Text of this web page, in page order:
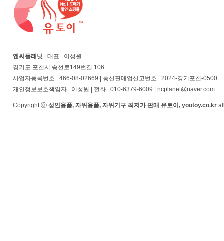
엔씨플래닛 | 대표 : 이성원
경기도 포천시 송선로149번길 106
사업자등록번호 : 466-08-02669 | 통신판매업신고번호 : 2024-경기포천-0500
개인정보보호책임자 : 이성원 | 전화 : 010-6379-6009 | ncplanet@naver.com
Copyright ⓒ 성인용품, 자위용품, 자위기구 최저가 판매 유토이, youtoy.co.kr